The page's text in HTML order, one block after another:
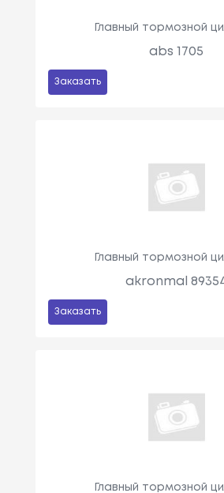
Главный тормозной
abs 1705
Заказать
Главный тормозной
akronmal
Заказать
Главный тормозной